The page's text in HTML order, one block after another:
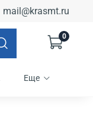
mail@krasmt.ru
0
Еще